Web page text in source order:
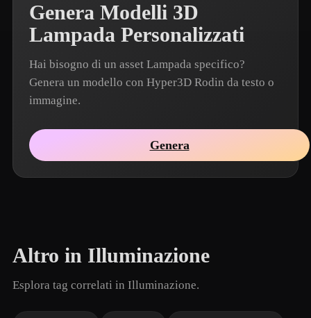
Genera Modelli 3D
Lampada Personalizzati
Hai bisogno di un asset Lampada specifico?
Genera un modello con Hyper3D Rodin da testo o
immagine.
Genera
Altro in Illuminazione
Esplora tag correlati in Illuminazione.